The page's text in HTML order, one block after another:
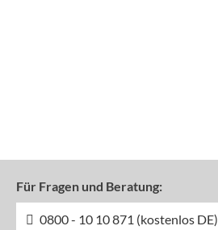
Für Fragen und Beratung:
0800 - 10 10 871 (kostenlos DE)